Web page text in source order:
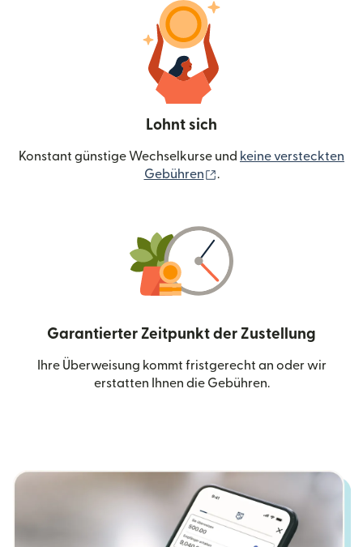
Lohnt sich
Konstant günstige Wechselkurse und keine versteckten
Gebühren
.
Garantierter Zeitpunkt der Zustellung
Ihre Überweisung kommt fristgerecht an oder wir
erstatten Ihnen die Gebühren.